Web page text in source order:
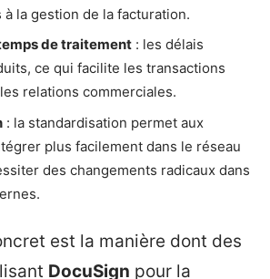
la gestion de la facturation.
de traitement : les délais
ce qui facilite les transactions
relations commerciales.
: la standardisation permet aux
plus facilement dans le réseau
des changements radicaux dans
est la manière dont des
DocuSign pour la